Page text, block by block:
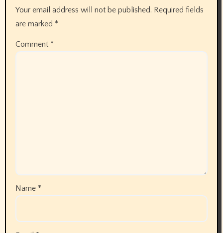
Your email address will not be published. Required fields
are marked *
Comment *
Name *